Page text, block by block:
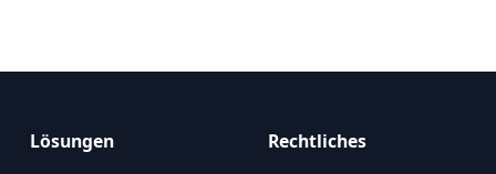
Lösungen Rechtliches